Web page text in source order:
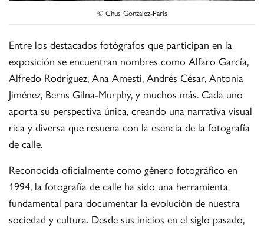
© Chus Gonzalez-Paris
Entre los destacados fotógrafos que participan en la
exposición se encuentran nombres como Alfaro García,
Alfredo Rodríguez, Ana Amesti, Andrés César, Antonia
Jiménez, Berns Gilna-Murphy, y muchos más. Cada uno
aporta su perspectiva única, creando una narrativa visual
rica y diversa que resuena con la esencia de la fotografía
de calle.
Reconocida oficialmente como género fotográfico en
1994, la fotografía de calle ha sido una herramienta
fundamental para documentar la evolución de nuestra
sociedad y cultura. Desde sus inicios en el siglo pasado,